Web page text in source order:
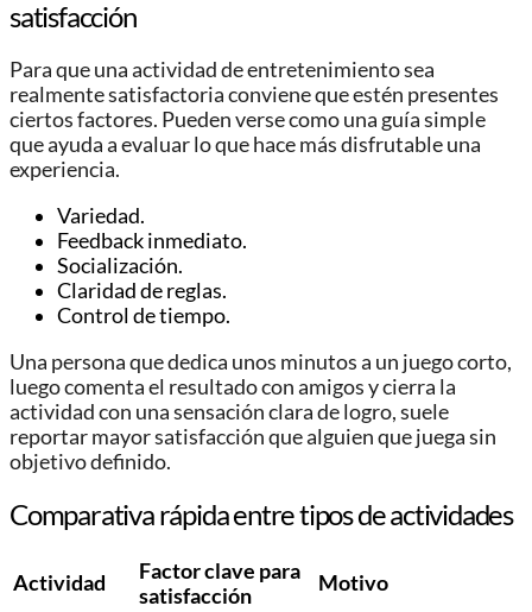
satisfacción
Para que una actividad de entretenimiento sea
realmente satisfactoria conviene que estén presentes
ciertos factores. Pueden verse como una guía simple
que ayuda a evaluar lo que hace más disfrutable una
experiencia.
Variedad.
Feedback inmediato.
Socialización.
Claridad de reglas.
Control de tiempo.
Una persona que dedica unos minutos a un juego corto,
luego comenta el resultado con amigos y cierra la
actividad con una sensación clara de logro, suele
reportar mayor satisfacción que alguien que juega sin
objetivo definido.
Comparativa rápida entre tipos de actividades
Actividad
Factor clave para
satisfacción
Motivo